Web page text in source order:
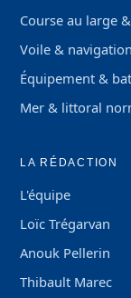
Course au large
Voile & navigation
Équipement &
Mer & littoral
LA RÉDACTION
L'équipe
Loïc Trégarvan
Anouk Pellerin
Thibault Marec